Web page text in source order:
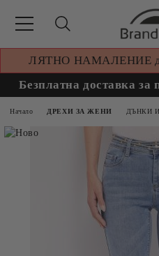
ЛЯТНО НАМАЛЕНИЕ
Безплатна доставка
Начало ДРЕХИ ЗА ЖЕНИ ДЪНКИ